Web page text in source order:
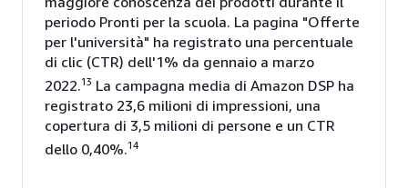
periodo Pronti per la scuola. La pagina "Offerte
per l'università" ha registrato una percentuale
di clic (CTR) dell'1% da gennaio a marzo
2022.13 La campagna media di Amazon DSP ha
registrato 23,6 milioni di impressioni, una
copertura di 3,5 milioni di persone e un CTR
dello 0,40%.14